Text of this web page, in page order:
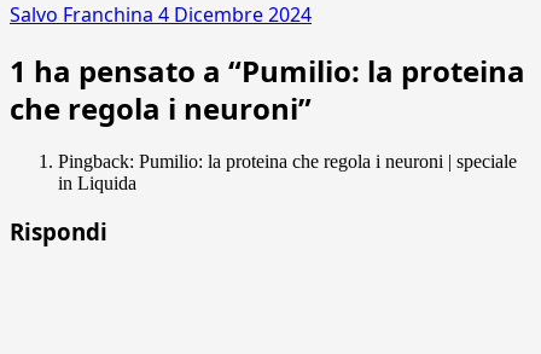
Salvo Franchina 4 Dicembre 2024
1 ha pensato a “Pumilio: la proteina
che regola i neuroni”
Pingback: Pumilio: la proteina che regola i neuroni | speciale
in Liquida
Rispondi